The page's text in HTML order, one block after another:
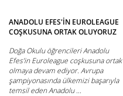
ANADOLU EFES'İN EUROLEAGUE
COŞKUSUNA ORTAK OLUYORUZ
Doğa Okulu öğrencileri Anadolu
Efes’in Euroleague coşkusuna ortak
olmaya devam ediyor. Avrupa
şampiyonasında ülkemizi başarıyla
temsil eden Anadolu ...